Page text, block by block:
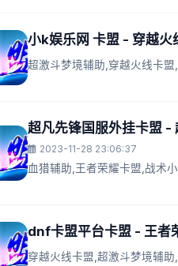
小k娱乐网 卡盟 - 穿越火
超激斗梦境辅助,穿越火线卡
超凡先锋国服外挂卡盟 -
2023-11-28 23:06:37
血猎辅助,王者荣耀卡盟,战术
dnf卡盟平台卡盟 - 王者
穿越火线卡盟,超激斗梦境辅